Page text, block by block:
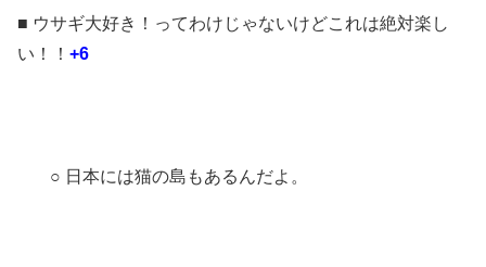
■ ウサギ大好き！ってわけじゃないけどこれは絶対楽し
い！！ +6
○ 日本には猫の島もあるんだよ。